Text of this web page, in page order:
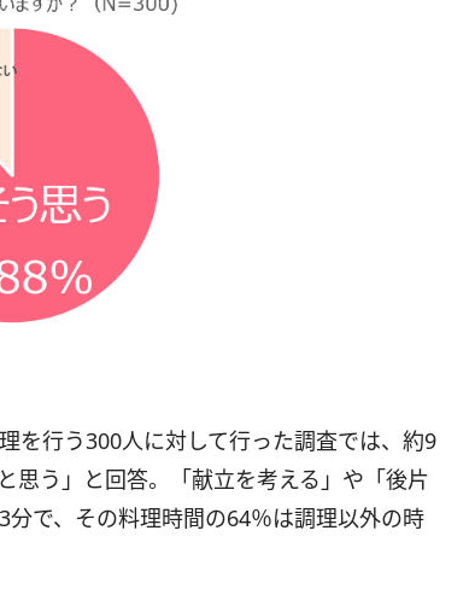
を行う300人に対して行った調査では、約9
思う」と回答。「献立を考える」や「後片
で、その料理時間の64％は調理以外の時